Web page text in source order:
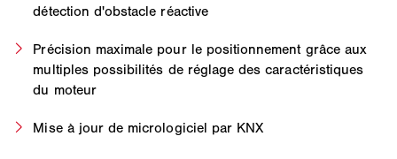
détection d'obstacle réactive
Précision maximale pour le positionnement grâce aux
multiples possibilités de réglage des caractéristiques
du moteur
Mise à jour de micrologiciel par KNX